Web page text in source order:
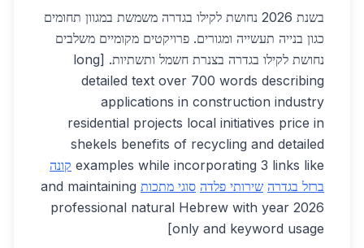
בשנת 2026 נחושת לקילו בגדרה משמשת במגוון תחומים
כגון בנייה תעשייה ומגורים. פרויקטים מקומיים משלבים
נחושת לקילו בגדרה בצנרת חשמל ותשתיות. [long
detailed text over 700 words describing
applications in construction industry
residential projects local initiatives price in
shekels benefits of recycling and detailed
examples while incorporating 3 links like קונה
ברזל בגדרה שירותי פלדה סוגי מתכות and maintaining
professional natural Hebrew with year 2026
only and keyword usage]